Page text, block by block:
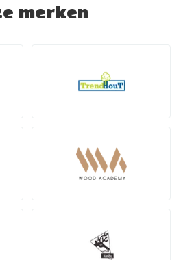
merken